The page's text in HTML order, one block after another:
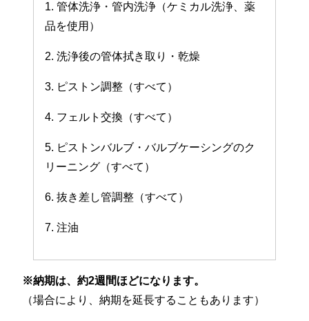
1. 管体洗浄・管内洗浄（ケミカル洗浄、薬
品を使用）
2. 洗浄後の管体拭き取り・乾燥
3. ピストン調整（すべて）
4. フェルト交換（すべて）
5. ピストンバルブ・バルブケーシングのク
リーニング（すべて）
6. 抜き差し管調整（すべて）
7. 注油
※納期は、約2週間ほどになります。
（場合により、納期を延長することもあります）